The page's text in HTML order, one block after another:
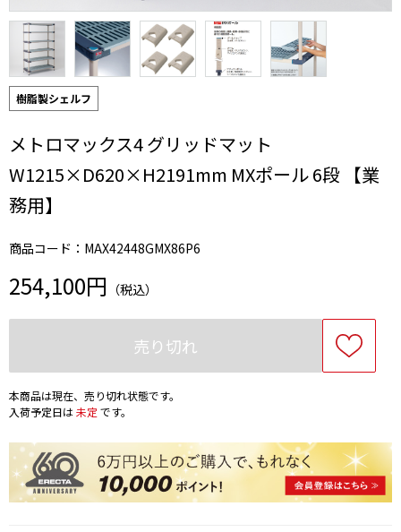
樹脂製シェルフ
メトロマックス4 グリッドマット
W1215×D620×H2191mm MXポール 6段 【業
務用】
商品コード：MAX42448GMX86P6
254,100円 （税込）
売り切れ
本商品は現在、売り切れ状態です。
入荷予定日は未定 です。